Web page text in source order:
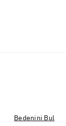
Bedenini Bul